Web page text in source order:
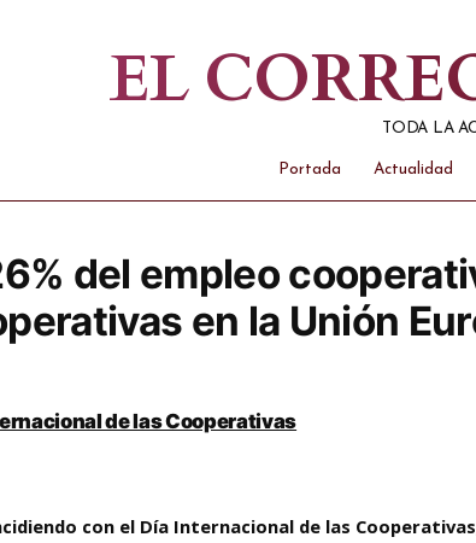
EL
TODA LA
Portada Actualidad
del empleo
en la Unión
de las Cooperativas
con el Día Internacional de las